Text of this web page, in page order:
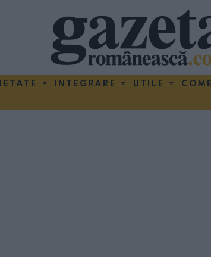
INTEGRARE UTILE